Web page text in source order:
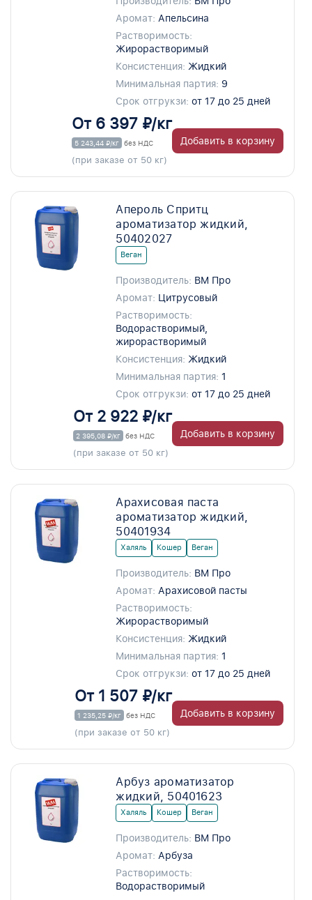
Аромат: Апельсина
Растворимость:
Жирорастворимый
Консистенция: Жидкий
Минимальная партия: 9
Срок отгрукзи: от 17 до 25 дней
От 6 397 ₽/кг
5 243,44 ₽/кг без НДС
(при заказе от 50 кг)
Добавить в корзину
Апероль Спритц
ароматизатор жидкий,
50402027
Веган
Производитель: ВМ Про
Аромат: Цитрусовый
Растворимость:
Водорастворимый,
жирорастворимый
Консистенция: Жидкий
Минимальная партия: 1
Срок отгрукзи: от 17 до 25 дней
От 2 922 ₽/кг
2 395,08 ₽/кг без НДС
(при заказе от 50 кг)
Добавить в корзину
Арахисовая паста
ароматизатор жидкий,
50401934
Халяль Кошер Веган
Производитель: ВМ Про
Аромат: Арахисовой пасты
Растворимость:
Жирорастворимый
Консистенция: Жидкий
Минимальная партия: 1
Срок отгрукзи: от 17 до 25 дней
От 1 507 ₽/кг
1 235,25 ₽/кг без НДС
(при заказе от 50 кг)
Добавить в корзину
Арбуз ароматизатор
жидкий, 50401623
Халяль Кошер Веган
Производитель: ВМ Про
Аромат: Арбуза
Растворимость:
Водорастворимый